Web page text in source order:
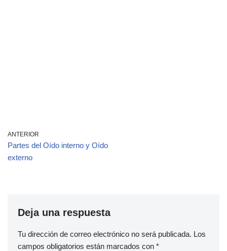
ANTERIOR
Partes del Oído interno y Oído
externo
Deja una respuesta
Tu dirección de correo electrónico no será publicada. Los
campos obligatorios están marcados con *